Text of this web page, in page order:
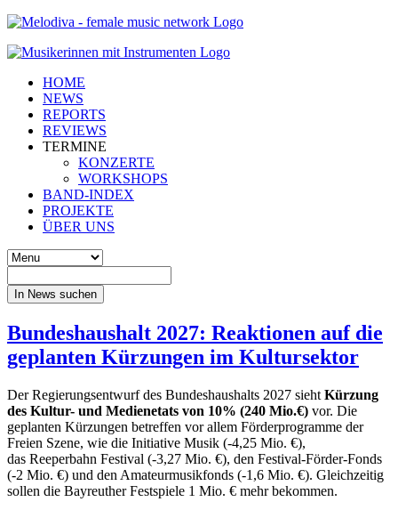
HOME
NEWS
REPORTS
REVIEWS
TERMINE
KONZERTE
WORKSHOPS
BAND-INDEX
PROJEKTE
ÜBER UNS
In News suchen
Bundeshaushalt 2027: Reaktionen auf die
geplanten Kürzungen im Kultursektor
Der Regierungsentwurf des Bundeshaushalts 2027 sieht Kürzung
des Kultur- und Medienetats von 10% (240 Mio.€) vor. Die
geplanten Kürzungen betreffen vor allem Förderprogramme der
Freien Szene, wie die Initiative Musik (-4,25 Mio. €),
das Reeperbahn Festival (-3,27 Mio. €), den Festival-Förder-Fonds
(-2 Mio. €) und den Amateurmusikfonds (-1,6 Mio. €). Gleichzeitig
sollen die Bayreuther Festspiele 1 Mio. € mehr bekommen.